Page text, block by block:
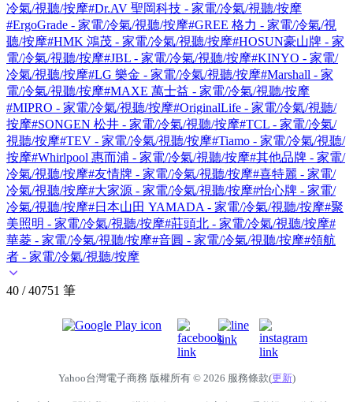
冷氣/視聽/按摩#Dr.AV 聖岡科技 - 家電/冷氣/視聽/按摩
#ErgoGrade - 家電/冷氣/視聽/按摩#GREE 格力 - 家電/冷氣/視
聽/按摩#HMK 鴻茂 - 家電/冷氣/視聽/按摩#HOSUN豪山牌 - 家
電/冷氣/視聽/按摩#JBL - 家電/冷氣/視聽/按摩#KINYO - 家電/
冷氣/視聽/按摩#LG 樂金 - 家電/冷氣/視聽/按摩#Marshall - 家
電/冷氣/視聽/按摩#MAXE 萬士益 - 家電/冷氣/視聽/按摩
#MIPRO - 家電/冷氣/視聽/按摩#OriginalLife - 家電/冷氣/視聽/
按摩#SONGEN 松井 - 家電/冷氣/視聽/按摩#TCL - 家電/冷氣/
視聽/按摩#TEV - 家電/冷氣/視聽/按摩#Tiamo - 家電/冷氣/視聽/
按摩#Whirlpool 惠而浦 - 家電/冷氣/視聽/按摩#其他品牌 - 家電/
冷氣/視聽/按摩#友情牌 - 家電/冷氣/視聽/按摩#喜特麗 - 家電/
冷氣/視聽/按摩#大家源 - 家電/冷氣/視聽/按摩#怡心牌 - 家電/
冷氣/視聽/按摩#日本山田 YAMADA - 家電/冷氣/視聽/按摩#聚
美照明 - 家電/冷氣/視聽/按摩#莊頭北 - 家電/冷氣/視聽/按摩#
華菱 - 家電/冷氣/視聽/按摩#音圓 - 家電/冷氣/視聽/按摩#領航
者 - 家電/冷氣/視聽/按摩
40 / 40751 筆
Yahoo台灣電子商務 版權所有 © 2026 服務條款(更新)